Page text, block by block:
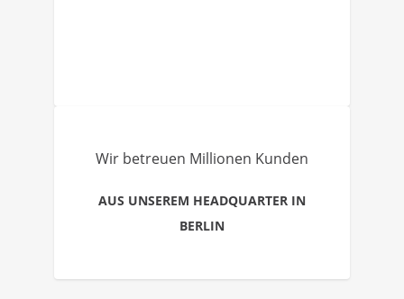
Wir betreuen Millionen Kunden
AUS UNSEREM HEADQUARTER IN
BERLIN